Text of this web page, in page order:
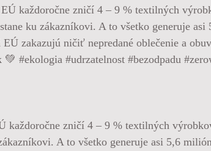
zničí 4 – 9 % textilných
A to všetko generuje asi 5,6